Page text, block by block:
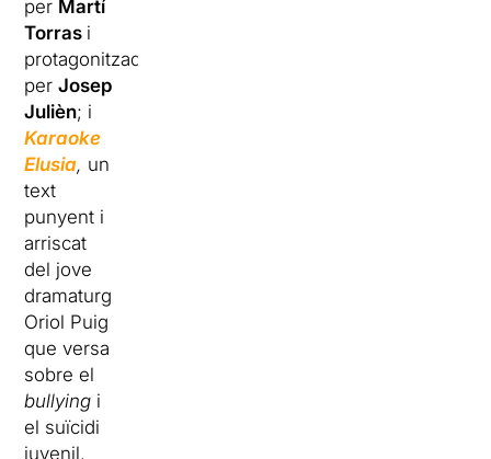
per Martí
Torras i
protagonitzada
perJosep
Julièn; i
Karaoke
Elusia, un
text
punyent i
arriscat
del jove
dramaturg
Oriol Puig
que versa
sobre el
bullying i
el suïcidi
juvenil.